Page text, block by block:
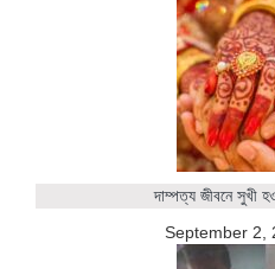
দাম্পত্য জীবনে সুখী
September 2,